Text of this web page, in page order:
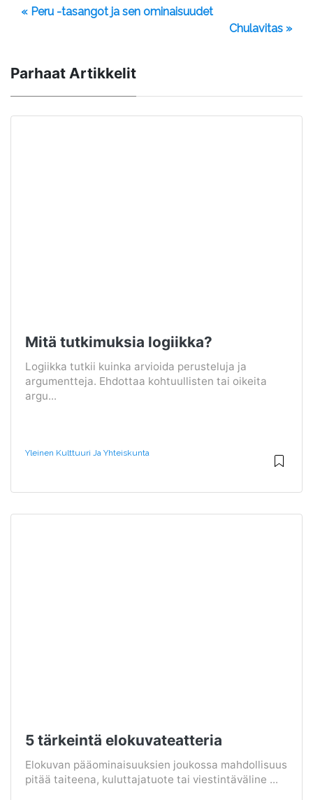
« Peru -tasangot ja sen ominaisuudet
Chulavitas »
Parhaat Artikkelit
Mitä tutkimuksia logiikka?
Logiikka tutkii kuinka arvioida perusteluja ja
argumentteja. Ehdottaa kohtuullisten tai oikeita
argu...
Yleinen Kulttuuri Ja Yhteiskunta
5 tärkeintä elokuvateatteria
Elokuvan pääominaisuuksien joukossa mahdollisuus
pitää taiteena, kuluttajatuote tai viestintäväline ...